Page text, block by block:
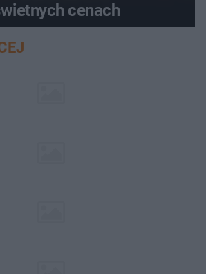
cenach